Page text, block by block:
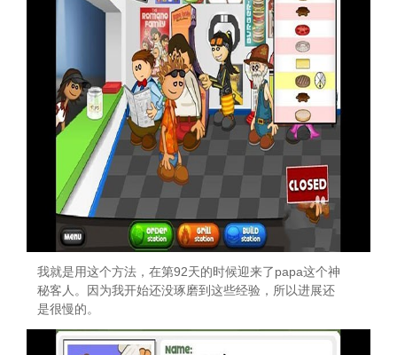
我就是用这个方法，在第92天的时候迎来了papa这个神
秘客人。因为我开始还没琢磨到这些经验，所以进展还
是很慢的。